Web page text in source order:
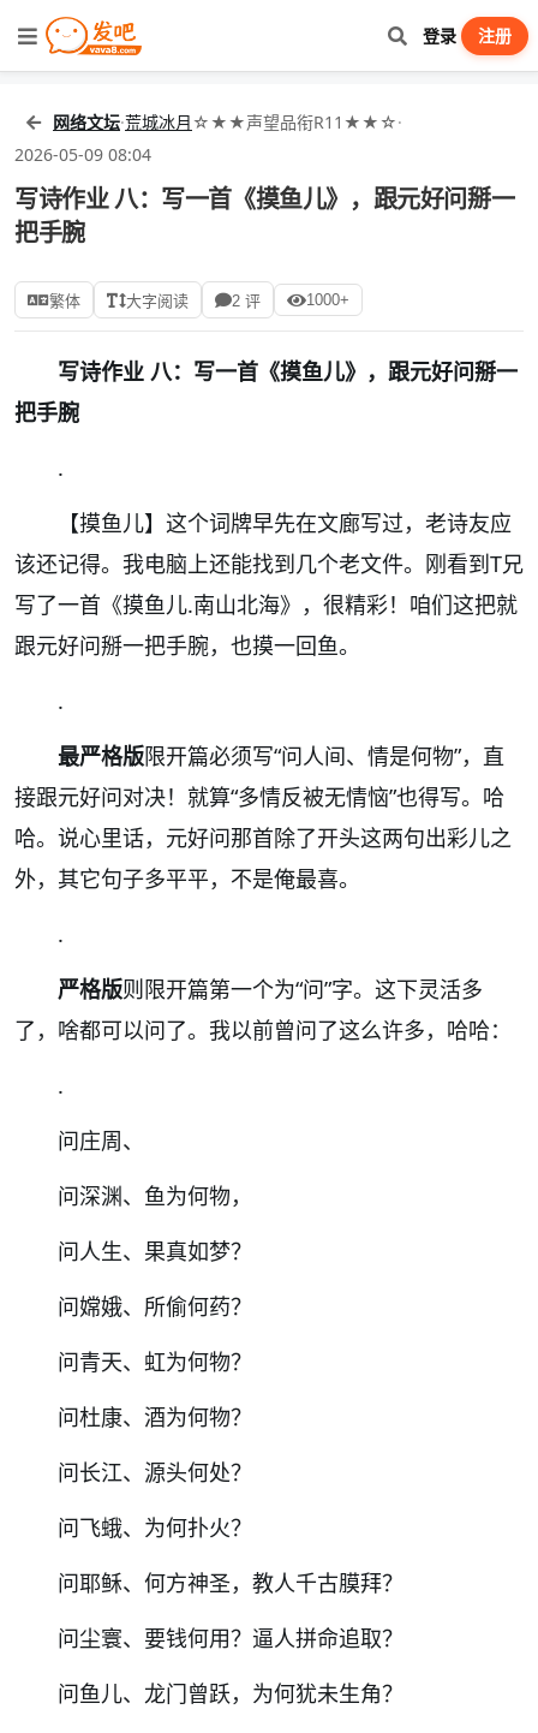
登录 注册
网络文坛·荒城冰月☆★★声望品衔R11★★☆·
2026-05-09 08:04
写诗作业 八：写一首《摸鱼儿》，跟元好问掰一
把手腕
繁体 大字阅读 2 评 1000+
写诗作业 八：写一首《摸鱼儿》，跟元好问掰一
把手腕
.
【摸鱼儿】这个词牌早先在文廊写过，老诗友应
该还记得。我电脑上还能找到几个老文件。刚看到T兄
写了一首《摸鱼儿.南山北海》，很精彩！咱们这把就
跟元好问掰一把手腕，也摸一回鱼。
.
最严格版限开篇必须写“问人间、情是何物”，直
接跟元好问对决！就算“多情反被无情恼”也得写。哈
哈。说心里话，元好问那首除了开头这两句出彩儿之
外，其它句子多平平，不是俺最喜。
.
严格版则限开篇第一个为“问”字。这下灵活多
了，啥都可以问了。我以前曾问了这么许多，哈哈：
.
问庄周、
问深渊、鱼为何物，
问人生、果真如梦？
问嫦娥、所偷何药？
问青天、虹为何物？
问杜康、酒为何物？
问长江、源头何处？
问飞蛾、为何扑火？
问耶稣、何方神圣，教人千古膜拜？
问尘寰、要钱何用？逼人拼命追取？
问鱼儿、龙门曾跃，为何犹未生角？